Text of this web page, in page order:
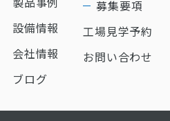
設備情報
会社情報
ブログ
募集要項
工場見学予約
お問い合わせ